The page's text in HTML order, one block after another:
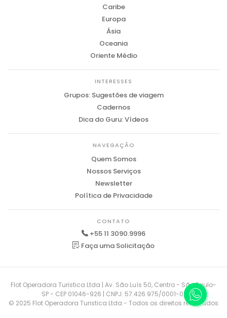
Caribe
Europa
Ásia
Oceania
Oriente Médio
INTERESSES
Grupos: Sugestões de viagem
Cadernos
Dica do Guru: Vídeos
NAVEGAÇÃO
Quem Somos
Nossos Serviços
Newsletter
Política de Privacidade
CONTATO
+55 11 3090.9996
Faça uma Solicitação
Flot Operadora Turistica Ltda | Av. São Luís 50, Centro - São Paulo-
SP - CEP 01046-926 | CNPJ: 57.426.975/0001-01
© 2025 Flot Operadora Turistica Ltda - Todos os direitos reservados